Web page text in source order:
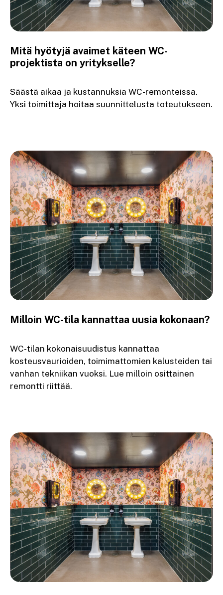
Mitä hyötyjä avaimet käteen WC-
projektista on yritykselle?
Säästä aikaa ja kustannuksia WC-remonteissa.
Yksi toimittaja hoitaa suunnittelusta toteutukseen.
Milloin WC-tila kannattaa uusia kokonaan?
WC-tilan kokonaisuudistus kannattaa
kosteusvaurioiden, toimimattomien kalusteiden tai
vanhan tekniikan vuoksi. Lue milloin osittainen
remontti riittää.